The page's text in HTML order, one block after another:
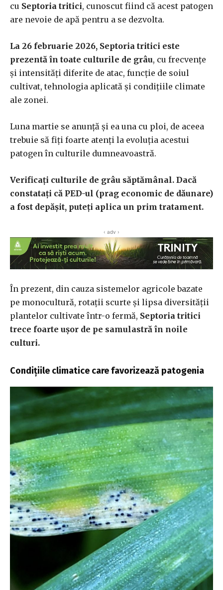
cu Septoria tritici, cunoscut fiind că acest patogen
are nevoie de apă pentru a se dezvolta.
La 26 februarie 2026, Septoria tritici este
prezentă în toate culturile de grâu, cu frecvențe
și intensități diferite de atac, funcție de soiul
cultivat, tehnologia aplicată și condițiile climate
ale zonei.
Luna martie se anunță și ea una cu ploi, de aceea
trebuie să fiți foarte atenți la evoluția acestui
patogen în culturile dumneavoastră.
Verificați culturile de grâu săptămânal. Dacă
constatați că PED-ul (prag economic de dăunare)
a fost depășit, puteți aplica un prim tratament.
‹ adv ›
În prezent, din cauza sistemelor agricole bazate
pe monocultură, rotații scurte și lipsa diversității
plantelor cultivate într-o fermă, Septoria tritici
trece foarte ușor de pe samulastră în noile
culturi.
Condițiile climatice care favorizează patogenia